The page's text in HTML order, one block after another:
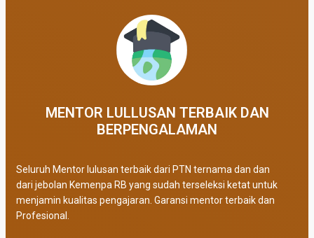
MENTOR LULLUSAN TERBAIK DAN
BERPENGALAMAN
Seluruh Mentor lulusan terbaik dari PTN ternama dan dan
dari jebolan Kemenpa RB yang sudah terseleksi ketat untuk
menjamin kualitas pengajaran. Garansi mentor terbaik dan
Profesional.